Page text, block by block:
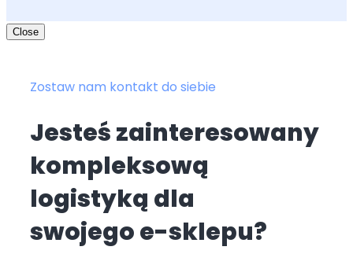
Close
Zostaw nam kontakt do siebie
Jesteś zainteresowany
kompleksową
logistyką dla
swojego e-sklepu?